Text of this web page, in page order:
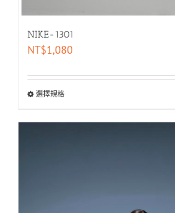
NIKE-1301
NT$1,080
選擇規格